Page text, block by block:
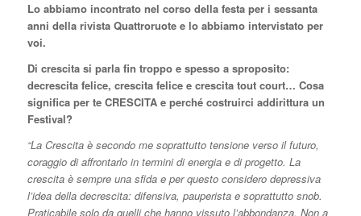
Lo abbiamo incontrato nel corso della festa per i sessanta
anni della rivista Quattroruote e lo abbiamo intervistato per
voi.
Di crescita si parla fin troppo e spesso a sproposito:
decrescita felice, crescita felice e crescita tout court… Cosa
significa per te CRESCITA e perché costruirci addirittura un
Festival?
“La Crescita è secondo me soprattutto tensione verso il futuro,
coraggio di affrontarlo in termini di energia e di progetto. La
crescita è sempre una sfida e per questo considero depressiva
l’idea della decrescita: difensiva, pauperista e soprattutto snob.
Praticabile solo da quelli che hanno vissuto l’abbondanza. Non a